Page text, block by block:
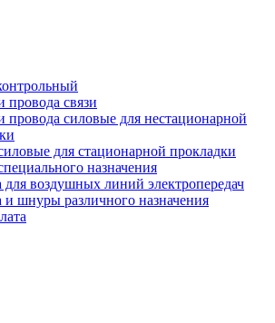
провода связи
провода силовые для нестационарной
для стационарной прокладки
назначения
для воздушных линий электропередач
и шнуры различного назначения